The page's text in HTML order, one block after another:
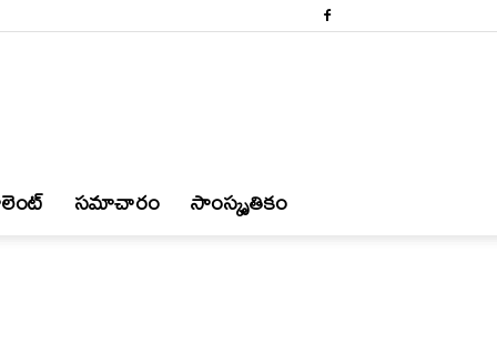
స‌మాచారం సాంస్కృతికం